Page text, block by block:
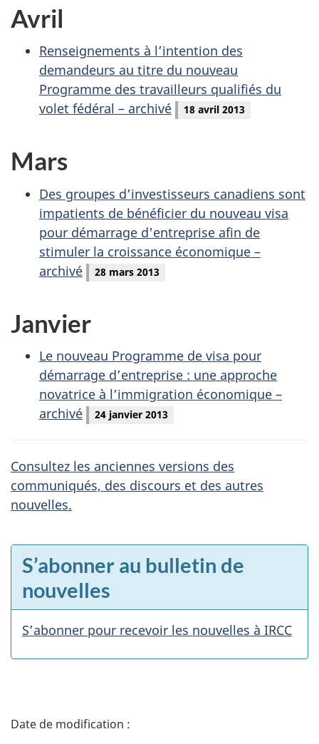
Avril
Renseignements à l’intention des
demandeurs au titre du nouveau
Programme des travailleurs qualifiés du
volet fédéral – archivé
18 avril 2013
Mars
Des groupes d’investisseurs canadiens sont
impatients de bénéficier du nouveau visa
pour démarrage d'entreprise afin de
stimuler la croissance économique –
archivé
28 mars 2013
Janvier
Le nouveau Programme de visa pour
démarrage d’entreprise : une approche
novatrice à l’immigration économique –
archivé
24 janvier 2013
Consultez les anciennes versions des
communiqués, des discours et des autres
nouvelles.
E
n
v
e
d
t
S’abonner au bulletin de
nouvelles
S’abonner pour recevoir les nouvelles à IRCC
D